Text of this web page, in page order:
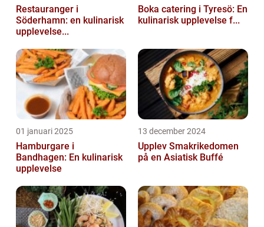
Restauranger i
Söderhamn: en kulinarisk
upplevelse...
Boka catering i Tyresö: En
kulinarisk upplevelse f...
01 januari 2025
Hamburgare i
Bandhagen: En kulinarisk
upplevelse
13 december 2024
Upplev Smakrikedomen
på en Asiatisk Buffé